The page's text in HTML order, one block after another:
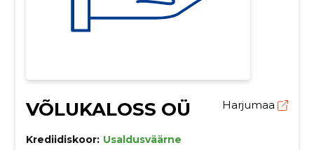
VÕLUKALOSS OÜ Harjumaa
Krediidiskoor: Usaldusväärne